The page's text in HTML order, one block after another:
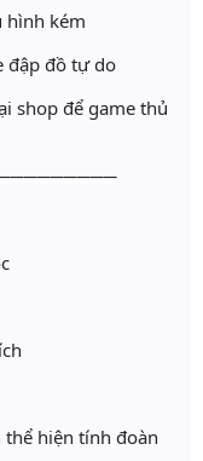
hình kém
đập đồ tự do
shop để game thủ
hiện tính đoàn